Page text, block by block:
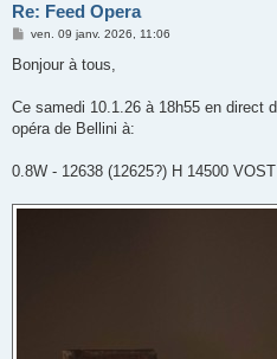
Re: Feed Opera
M
s
g
ven. 09 janv. 2026, 11:06
Bonjour à tous,
Ce samedi 10.1.26 à 18h55 en direct
opéra de Bellini à:
0.8W - 12638 (12625?) H 14500